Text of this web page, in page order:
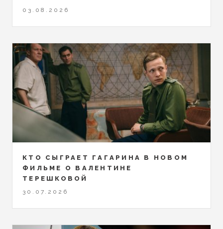
03.08.2026
КТО СЫГРАЕТ ГАГАРИНА В НОВОМ
ФИЛЬМЕ О ВАЛЕНТИНЕ
ТЕРЕШКОВОЙ
30.07.2026